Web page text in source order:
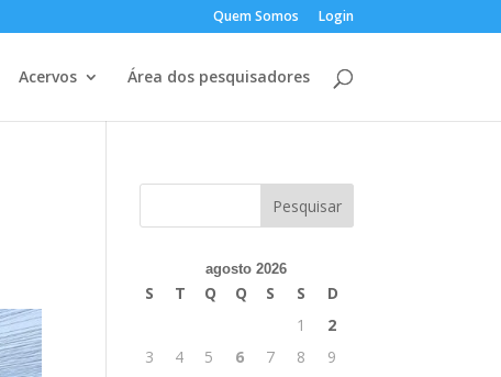
Quem Somos Login
Acervos Área dos pesquisadores
agosto 2026
S T Q Q S S
D
1
2
3
4 5 6 7 8
9